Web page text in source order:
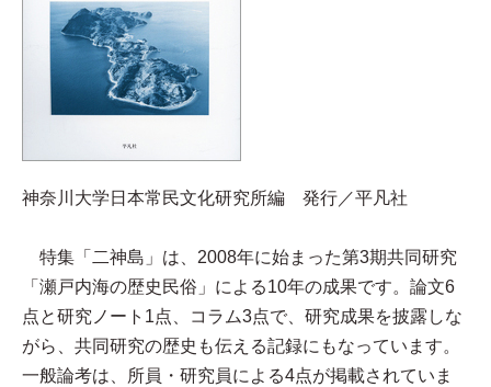
神奈川大学日本常民文化研究所編 発行／平凡社
特集「二神島」は、2008年に始まった第3期共同研究
「瀬戸内海の歴史民俗」による10年の成果です。論文6
点と研究ノート1点、コラム3点で、研究成果を披露しな
がら、共同研究の歴史も伝える記録にもなっています。
一般論考は、所員・研究員による4点が掲載されていま